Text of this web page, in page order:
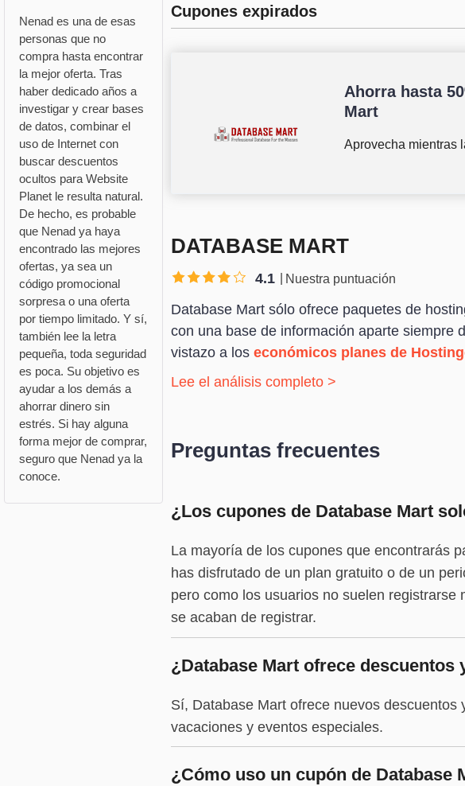
Nenad es una de esas
personas que no
compra hasta encontrar
la mejor oferta. Tras
haber dedicado años a
investigar y crear bases
de datos, combinar el
uso de Internet con
buscar descuentos
ocultos para Website
Planet le resulta natural.
De hecho, es probable
que Nenad ya haya
encontrado las mejores
ofertas, ya sea un
código promocional
sorpresa o una oferta
por tiempo limitado. Y sí,
también lee la letra
pequeña, toda seguridad
es poca. Su objetivo es
ayudar a los demás a
ahorrar dinero sin
estrés. Si hay alguna
forma mejor de comprar,
seguro que Nenad ya la
conoce.
Cupones expirados
Ahorra hasta
Mart
Aprovecha mientras
DATABASE MART
4.1 Nuestra puntuación
Database Mart sólo ofrece paquetes de
con una base de información aparte siempre
vistazo a los económicos planes de
Lee el análisis completo >
Preguntas frecuentes
¿Los cupones de Database Mart
La mayoría de los cupones que encontrarás
has disfrutado de un plan gratuito o de un
pero como los usuarios no suelen
se acaban de registrar.
¿Database Mart ofrece descuentos
Sí, Database Mart ofrece nuevos
vacaciones y eventos especiales.
¿Cómo uso un cupón de Database